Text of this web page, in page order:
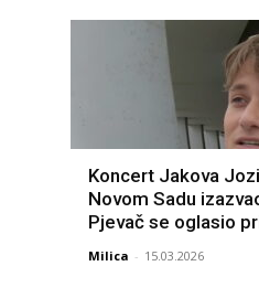
Koncert Jakova
Novom Sadu
Pjevač se oglasio
Milica - 15.03.2026